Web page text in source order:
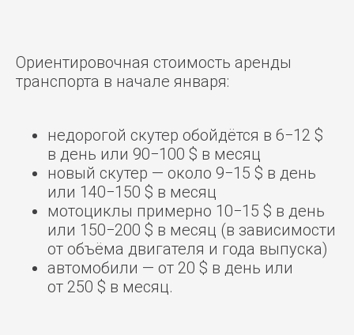
Ориентировочная стоимость аренды
транспорта в начале января:
недорогой скутер обойдётся в 6−12 $
в день или 90−100 $ в месяц
новый скутер — около 9−15 $ в день
или 140−150 $ в месяц
мотоциклы примерно 10−15 $ в день
или 150−200 $ в месяц (в зависимости
от объёма двигателя и года выпуска)
автомобили — от 20 $ в день или
от 250 $ в месяц.